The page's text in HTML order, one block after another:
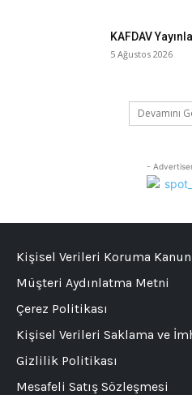
KAFDAV
5 Ağustos 2026
Devamını
-
Kişisel Verileri Koruma
Müşteri Aydınlatma Metni
Çerez Politikası
Kişisel Verileri Saklama ve
Gizlilik Politikası
Mesafeli Satış Sözleşmesi